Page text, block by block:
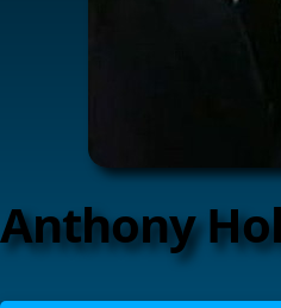
Anthony